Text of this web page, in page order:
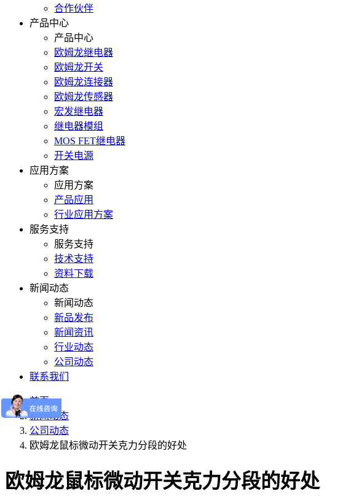
合作伙伴
产品中心
产品中心
欧姆龙继电器
欧姆龙开关
欧姆龙连接器
欧姆龙传感器
宏发继电器
继电器模组
MOS FET继电器
开关电源
应用方案
应用方案
产品应用
行业应用方案
服务支持
服务支持
技术支持
资料下载
新闻动态
新闻动态
新品发布
新闻资讯
行业动态
公司动态
联系我们
首页
新闻动态
公司动态
欧姆龙鼠标微动开关克力分段的好处
欧姆龙鼠标微动开关克力分段的好处